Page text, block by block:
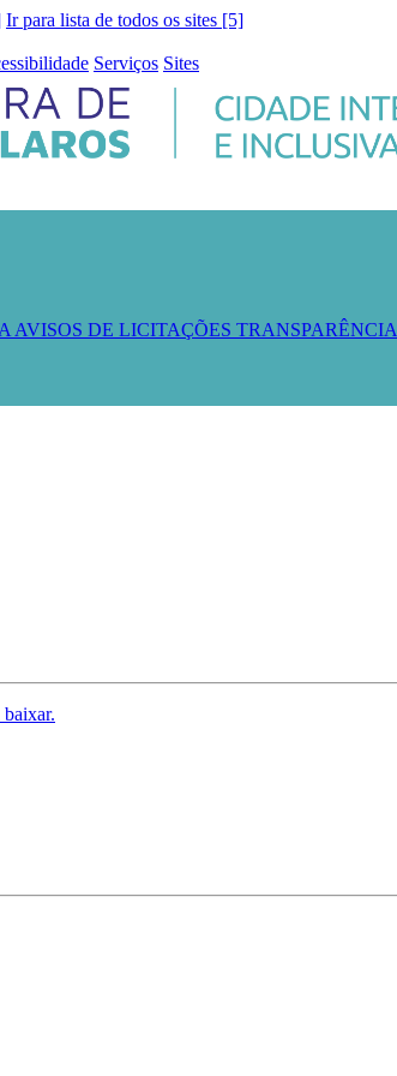
Ir para lista de todos os sites [5]
Serviços Sites
AVISOS DE LICITAÇÕES TRANSPARÊNCIA